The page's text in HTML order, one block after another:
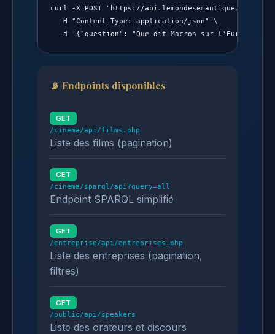
curl -X POST "https://api.lemondesemantique.fr/rag"
  -H "Content-Type: application/json" \
  -d '{"question": "Que dit Macron sur l'Europe ?"}'
📡 Endpoints disponibles
GET
/cinema/api/films.php
Liste des films (pagination)
GET
/cinema/sparql/api?query=all
Endpoint SPARQL simplifié
GET
/entreprise/api/entreprises.php
Liste des entreprises (pagination,
filtres)
GET
/public/api/speakers
Liste des orateurs et discours